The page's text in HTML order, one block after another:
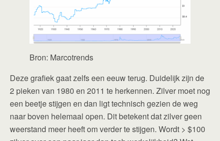
Bron: Marcotrends
Deze grafiek gaat zelfs een eeuw terug. Duidelijk zijn de
2 pieken van 1980 en 2011 te herkennen. Zilver moet nog
een beetje stijgen en dan ligt technisch gezien de weg
naar boven helemaal open. Dit betekent dat zilver geen
weerstand meer heeft om verder te stijgen. Wordt > $100